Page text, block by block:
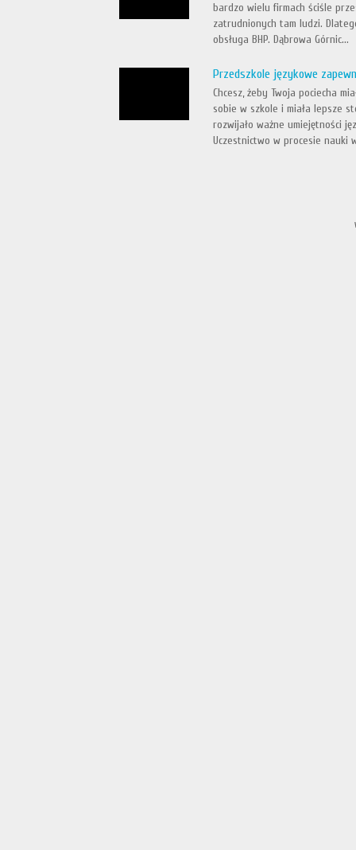
bardzo wielu firmach ściśle
zatrudnionych tam ludzi.
obsługa BHP. Dąbrowa Górnic...
Przedszkole językowe
Chcesz, żeby Twoja pociecha
sobie w szkole i miała lepsze
rozwijało ważne umiejętności
Uczestnictwo w procesie nauki